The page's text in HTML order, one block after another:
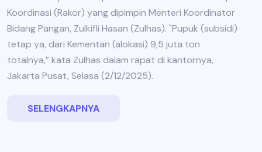
Koordinasi (Rakor) yang dipimpin Menteri Koordinator
Bidang Pangan, Zulkifli Hasan (Zulhas). "Pupuk (subsidi)
tetap ya, dari Kementan (alokasi) 9,5 juta ton
totalnya,” kata Zulhas dalam rapat di kantornya,
Jakarta Pusat, Selasa (2/12/2025).
SELENGKAPNYA